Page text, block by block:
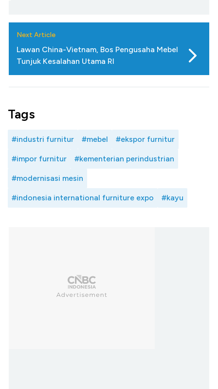
Next Article
Lawan China-Vietnam, Bos Pengusaha Mebel
Tunjuk Kesalahan Utama RI
Tags
#industri furnitur #mebel #ekspor furnitur
#impor furnitur #kementerian perindustrian
#modernisasi mesin
#indonesia international furniture expo #kayu